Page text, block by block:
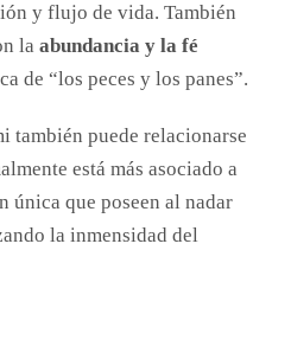
y flujo de vida. También
la abundancia y la fé
de “los peces y los panes”.
también puede relacionarse
está más asociado a
única que poseen al nadar
la inmensidad del